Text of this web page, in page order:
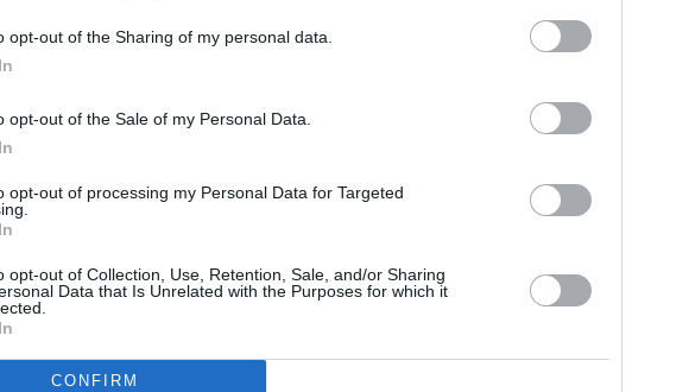
opt-out of the Sharing of my personal data.
opt-out of the Sale of my Personal Data.
opt-out of processing my Personal Data for Targeted
opt-out of Collection, Use, Retention, Sale, and/or Sharing
Data that Is Unrelated with the Purposes for which it
CONFIRM
pe domnul Vasile Florin Cîțu,
va prezenta, sper, într-un timp scurt în
și cu un program de guvernare.”
pe Florin Cîțu”, a spus Marcel Ciolacu,
cu șeful statului.
PSD şi a decis luni că există un conflict
ce priveşte nominalizarea lui Ludovic
facă o nouă nominalizare de premier,